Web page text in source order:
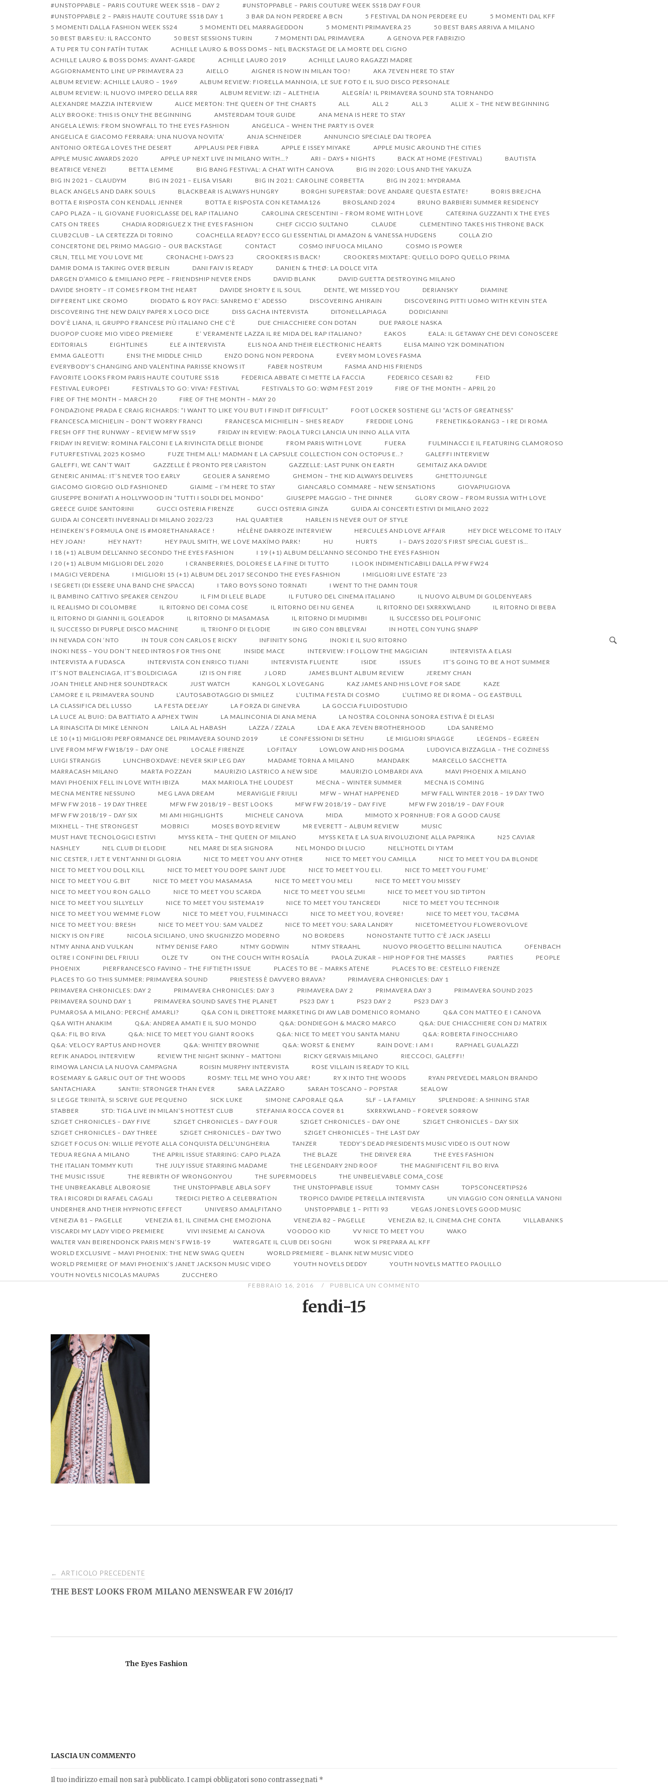
#UNSTOPPABLE – PARIS COUTURE WEEK SS18 – DAY 2
#UNSTOPPABLE – PARIS COUTURE WEEK SS18 DAY FOUR
#UNSTOPPABLE 2 – PARIS HAUTE COUTURE SS18 DAY 1
3 BAR DA NON PERDERE A BCN 5 FESTIVAL DA NON PERDERE EU
5 MOMENTI DAL KFF
5 MOMENTI DALLA FASHION WEEK SS24
5 MOMENTI DEL MARRAGEDDON 5 MOMENTI PRIMAVERA 25
50 BEST BARS ARRIVA A MILANO
50 BEST BARS EU: IL RACCONTO
50 BEST SESSIONS TURIN 7 MOMENTI DAL PRIMAVERA
A GENOVA PER FABRIZIO
A TU PER TU CON FATÍH TUTAK
ACHILLE LAURO & BOSS DOMS – NEL BACKSTAGE DE LA MORTE DEL CIGNO
ACHILLE LAURO & BOSS DOMS: AVANT-GARDE
ACHILLE LAURO 2019
ACHILLE LAURO RAGAZZI MADRE
AGGIORNAMENTO LINE UP PRIMAVERA 23
AIELLO AIGNER IS NOW IN MILAN TOO!
AKA 7EVEN HERE TO STAY
ALBUM REVIEW: ACHILLE LAURO – 1969
ALBUM REVIEW: FIORELLA MANNOIA, LE SUE FOTO E IL SUO DISCO PERSONALE
ALBUM REVIEW: IL NUOVO IMPERO DELLA RRR
ALBUM REVIEW: IZI – ALETHEIA
ALEGRÍA! IL PRIMAVERA SOUND STA TORNANDO
ALEXANDRE MAZZIA INTERVIEW
ALICE MERTON: THE QUEEN OF THE CHARTS ALL ALL 2 ALL 3
ALLIE X – THE NEW BEGINNING
ALLY BROOKE: THIS IS ONLY THE BEGINNING
AMSTERDAM TOUR GUIDE
ANA MENA IS HERE TO STAY
ANGELA LEWIS: FROM SNOWFALL TO THE EYES FASHION
ANGELICA – WHEN THE PARTY IS OVER
ANGELICA E GIACOMO FERRARA: UNA NUOVA NOVITA’
ANJA SCHNEIDER
ANNUNCIO SPECIALE DAI TROPEA
ANTONIO ORTEGA LOVES THE DESERT
APPLAUSI PER FIBRA APPLE E ISSEY MIYAKE
APPLE MUSIC AROUND THE CITIES
APPLE MUSIC AWARDS 2020
APPLE UP NEXT LIVE IN MILANO WITH…? ARI – DAYS + NIGHTS BACK AT HOME (FESTIVAL)
BAUTISTA
BEATRICE VENEZI
BETTA LEMME BIG BANG FESTIVAL: A CHAT WITH CANOVA
BIG IN 2020: LOUS AND THE YAKUZA
BIG IN 2021 – CLAUDYM
BIG IN 2021 – ELISA VISARI BIG IN 2021: CAROLINE CORBETTA
BIG IN 2021: MYDRAMA
BLACK ANGELS AND DARK SOULS
BLACKBEAR IS ALWAYS HUNGRY BORGHI SUPERSTAR: DOVE ANDARE QUESTA ESTATE!
BORIS BREJCHA
BOTTA E RISPOSTA CON KENDALL JENNER
BOTTA E RISPOSTA CON KETAMA126 BROSLAND 2024
BRUNO BARBIERI SUMMER RESIDENCY
CAPO PLAZA – IL GIOVANE FUORICLASSE DEL RAP ITALIANO
CAROLINA CRESCENTINI – FROM ROME WITH LOVE
CATERINA GUZZANTI X THE EYES
CATS ON TREES
CHADIA RODRIGUEZ X THE EYES FASHION CHEF CICCIO SULTANO CLAUDE
CLEMENTINO TAKES HIS THRONE BACK
CLUB2CLUB – LA CERTEZZA DI TORINO
COACHELLA READY? ECCO GLI ESSENTIAL DI AMAZON & VANESSA HUDGENS
COLLA ZIO
CONCERTONE DEL PRIMO MAGGIO – OUR BACKSTAGE
CONTACT COSMO INFUOCA MILANO
COSMO IS POWER
CRLN, TELL ME YOU LOVE ME
CRONACHE I-DAYS 23 CROOKERS IS BACK!
CROOKERS MIXTAPE: QUELLO DOPO QUELLO PRIMA
DAMIR DOMA IS TAKING OVER BERLIN
DANI FAIV IS READY
DANIEN & THEØ: LA DOLCE VITA
DARGEN D’AMICO & EMILIANO PEPE – FRIENDSHIP NEVER ENDS
DAVID BLANK
DAVID GUETTA DESTROYING MILANO
DAVIDE SHORTY – IT COMES FROM THE HEART
DAVIDE SHORTY E IL SOUL DENTE, WE MISSED YOU DERIANSKY
DIAMINE
DIFFERENT LIKE CROMO
DIODATO & ROY PACI: SANREMO E’ ADESSO DISCOVERING AHIRAIN
DISCOVERING PITTI UOMO WITH KEVIN STEA
DISCOVERING THE NEW DAILY PAPER X LOCO DICE
DISS GACHA INTERVISTA DITONELLAPIAGA
DODICIANNI
DOV’È LIANA, IL GRUPPO FRANCESE PIÙ ITALIANO CHE C’È
DUE CHIACCHIERE CON DOTAN
DUE PAROLE NASKA
DUOPOP CUORE MIO VIDEO PREMIERE
E’ VERAMENTE LAZZA IL RE MIDA DEL RAP ITALIANO? EAKOS
EALA: IL GETAWAY CHE DEVI CONOSCERE
EDITORIALS
EIGHTLINES ELE A INTERVISTA ELIS NOA AND THEIR ELECTRONIC HEARTS
ELISA MAINO Y2K DOMINATION
EMMA GALEOTTI
ENSI THE MIDDLE CHILD ENZO DONG NON PERDONA
EVERY MOM LOVES FASMA
EVERYBODY’S CHANGING AND VALENTINA PARISSE KNOWS IT
FABER NOSTRUM
FASMA AND HIS FRIENDS
FAVORITE LOOKS FROM PARIS HAUTE COUTURE SS18
FEDERICA ABBATE CI METTE LA FACCIA FEDERICO CESARI 82
FEID
FESTIVAL EUROPEI
FESTIVALS TO GO: VIVA! FESTIVAL FESTIVALS TO GO: WØM FEST 2019
FIRE OF THE MONTH – APRIL 20
FIRE OF THE MONTH – MARCH 20
FIRE OF THE MONTH – MAY 20
FONDAZIONE PRADA E CRAIG RICHARDS: “I WANT TO LIKE YOU BUT I FIND IT DIFFICULT”
FOOT LOCKER SOSTIENE GLI “ACTS OF GREATNESS”
FRANCESCA MICHIELIN – DON’T WORRY FRANCI
FRANCESCA MICHIELIN – SHES READY FREDDIE LONG
FRENETIK&ORANG3 – I RE DI ROMA
FRESH OFF THE RUNWAY – REVIEW MFW SS19
FRIDAY IN REVIEW: PAOLA TURCI LANCIA UN INNO ALLA VITA
FRIDAY IN REVIEW: ROMINA FALCONI E LA RIVINCITA DELLE BIONDE
FROM PARIS WITH LOVE FUERA
FULMINACCI E IL FEATURING CLAMOROSO
FUTURFESTIVAL 2025 KOSMO
FUZE THEM ALL! MADMAN E LA CAPSULE COLLECTION CON OCTOPUS E..?
GALEFFI INTERVIEW
GALEFFI, WE CAN’T WAIT
GAZZELLE È PRONTO PER L’ARISTON GAZZELLE: LAST PUNK ON EARTH
GEMITAIZ AKA DAVIDE
GENERIC ANIMAL: IT’S NEVER TOO EARLY
GEOLIER A SANREMO GHEMON – THE KID ALWAYS DELIVERS
GHETTOJUNGLE
GIACOMO GIORGIO OLD FASHIONED
GIAIME – I’M HERE TO STAY GIANCARLO COMMARE – NEW SENSATIONS
GIOVAPIUGIOVA
GIUSEPPE BONIFATI A HOLLYWOOD IN ”TUTTI I SOLDI DEL MONDO”
GIUSEPPE MAGGIO – THE DINNER
GLORY CROW – FROM RUSSIA WITH LOVE
GREECE GUIDE SANTORINI
GUCCI OSTERIA FIRENZE GUCCI OSTERIA GINZA
GUIDA AI CONCERTI ESTIVI DI MILANO 2022
GUIDA AI CONCERTI INVERNALI DI MILANO 2022/23
HAL QUARTIER
HARLEN IS NEVER OUT OF STYLE
HEINEKEN’S FORMULA ONE IS #MORETHANARACE !
HÉLÈNE DARROZE INTERVIEW HERCULES AND LOVE AFFAIR
HEY DICE WELCOME TO ITALY
HEY JOAN!
HEY NAYT! HEY PAUL SMITH, WE LOVE MAXÏMO PARK! HU HURTS
I – DAYS 2020’S FIRST SPECIAL GUEST IS…
I 18 (+1) ALBUM DELL’ANNO SECONDO THE EYES FASHION
I 19 (+1) ALBUM DELL’ANNO SECONDO THE EYES FASHION
I 20 (+1) ALBUM MIGLIORI DEL 2020
I CRANBERRIES, DOLORES E LA FINE DI TUTTO
I LOOK INDIMENTICABILI DALLA PFW FW24
I MAGICI VERDENA
I MIGLIORI 15 (+1) ALBUM DEL 2017 SECONDO THE EYES FASHION
I MIGLIORI LIVE ESTATE ’23
I SEGRETI (DI ESSERE UNA BAND CHE SPACCA)
I TARO BOYS SONO TORNATI
I WENT TO THE DAMN TOUR
IL BAMBINO CATTIVO SPEAKER CENZOU
IL FIM DI LELE BLADE IL FUTURO DEL CINEMA ITALIANO
IL NUOVO ALBUM DI GOLDENYEARS
IL REALISMO DI COLOMBRE
IL RITORNO DEI COMA COSE IL RITORNO DEI NU GENEA IL RITORNO DEI SXRRXWLAND
IL RITORNO DI BEBA
IL RITORNO DI GIANNI IL GOLEADOR
IL RITORNO DI MASAMASA IL RITORNO DI MUDIMBI
IL SUCCESSO DEL POLIFONIC
IL SUCCESSO DI PURPLE DISCO MACHINE
IL TRIONFO DI ELODIE IN GIRO CON 8BLEVRAI
IN HOTEL CON YUNG SNAPP
IN NEVADA CON ‘NTO
IN TOUR CON CARLOS E RICKY INFINITY SONG
INOKI E IL SUO RITORNO
INOKI NESS – YOU DON’T NEED INTROS FOR THIS ONE
INSIDE MACE INTERVIEW: I FOLLOW THE MAGICIAN
INTERVISTA A ELASI
INTERVISTA A FUDASCA
INTERVISTA CON ENRICO TIJANI INTERVISTA FLUENTE ISIDE ISSUES
IT’S GOING TO BE A HOT SUMMER
IT’S NOT BALENCIAGA, IT’S BOLDICIAGA
IZI IS ON FIRE J LORD JAMES BLUNT ALBUM REVIEW
JEREMY CHAN
JOAN THIELE AND HER SOUNDTRACK
JUST WATCH KANGOL X LOVEGANG KAZ JAMES AND HIS LOVE FOR SADE
KAZE
L’AMORE E IL PRIMAVERA SOUND
L’AUTOSABOTAGGIO DI SMILEZ L’ULTIMA FESTA DI COSMO
L’ULTIMO RE DI ROMA – OG EASTBULL
LA CLASSIFICA DEL LUSSO
LA FESTA DEEJAY LA FORZA DI GINEVRA
LA GOCCIA FLUIDOSTUDIO
LA LUCE AL BUIO: DA BATTIATO A APHEX TWIN
LA MALINCONIA DI ANA MENA
LA NOSTRA COLONNA SONORA ESTIVA È DI ELASI
LA RINASCITA DI MIKE LENNON
LAILA AL HABASH LAZZA / ZZALA LDA E AKA 7EVEN BROTHERHOOD
LDA SANREMO
LE 10 (+1) MIGLIORI PERFORMANCE DEL PRIMAVERA SOUND 2019
LE CONFESSIONI DI SETHU LE MIGLIORI SPIAGGE
LEGENDS – EGREEN
LIVE FROM MFW FW18/19 – DAY ONE
LOCALE FIRENZE LOFITALY LOWLOW AND HIS DOGMA
LUDOVICA BIZZAGLIA – THE COZINESS
LUIGI STRANGIS
LUNCHBOXDAVE: NEVER SKIP LEG DAY MADAME TORNA A MILANO MANDARK
MARCELLO SACCHETTA
MARRACASH MILANO
MARTA POZZAN MAURIZIO LASTRICO A NEW SIDE MAURIZIO LOMBARDI AVA
MAVI PHOENIX A MILANO
MAVI PHOENIX FELL IN LOVE WITH IBIZA
MAX MARIOLA THE LOUDEST MECNA – WINTER SUMMER
MECNA IS COMING
MECNA MENTRE NESSUNO
MEG LAVA DREAM MERAVIGLIE FRIULI MFW – WHAT HAPPENED
MFW FALL WINTER 2018 – 19 DAY TWO
MFW FW 2018 – 19 DAY THREE
MFW FW 2018/19 – BEST LOOKS MFW FW 2018/19 – DAY FIVE
MFW FW 2018/19 – DAY FOUR
MFW FW 2018/19 – DAY SIX
MI AMI HIGHLIGHTS MICHELE CANOVA MIDA
MIMOTO X PORNHUB: FOR A GOOD CAUSE
MIXHELL – THE STRONGEST
MOBRICI MOSES BOYD REVIEW MR EVERETT – ALBUM REVIEW
MUSIC
MUST HAVE TECNOLOGICI ESTIVI
MYSS KETA – THE QUEEN OF MILANO MYSS KETA E LA SUA RIVOLUZIONE ALLA PAPRIKA
N25 CAVIAR
NASHLEY
NEL CLUB DI ELODIE NEL MARE DI SEA SIGNORA NEL MONDO DI LUCIO
NELL’HOTEL DI YTAM
NIC CESTER, I JET E VENT’ANNI DI GLORIA
NICE TO MEET YOU ANY OTHER NICE TO MEET YOU CAMILLA
NICE TO MEET YOU DA BLONDE
NICE TO MEET YOU DOLL KILL
NICE TO MEET YOU DOPE SAINT JUDE NICE TO MEET YOU ELI.
NICE TO MEET YOU FUME’
NICE TO MEET YOU G.BIT
NICE TO MEET YOU MASAMASA NICE TO MEET YOU MELI
NICE TO MEET YOU MISSEY
NICE TO MEET YOU RON GALLO
NICE TO MEET YOU SCARDA NICE TO MEET YOU SELMI
NICE TO MEET YOU SID TIPTON
NICE TO MEET YOU SILLYELLY
NICE TO MEET YOU SISTEMA19 NICE TO MEET YOU TANCREDI
NICE TO MEET YOU TECHNOIR
NICE TO MEET YOU WEMME FLOW
NICE TO MEET YOU, FULMINACCI NICE TO MEET YOU, ROVERE!
NICE TO MEET YOU, TACØMA
NICE TO MEET YOU: BRESH
NICE TO MEET YOU: SAM VALDEZ NICE TO MEET YOU: SARA LANDRY
NICETOMEETYOU FLOWEROVLOVE
NICKY IS ON FIRE
NICOLA SICILIANO, UNO SKUGNIZZO MODERNO NO BORDERS
NONOSTANTE TUTTO C’È JACK JASELLI
NTMY ANNA AND VULKAN
NTMY DENISE FARO NTMY GODWIN NTMY STRAAHL NUOVO PROGETTO BELLINI NAUTICA
OFENBACH
OLTRE I CONFINI DEL FRIULI
OLZE TV ON THE COUCH WITH ROSALÍA PAOLA ZUKAR – HIP HOP FOR THE MASSES PARTIES
PEOPLE
PHOENIX
PIERFRANCESCO FAVINO – THE FIFTIETH ISSUE PLACES TO BE – MARKS ATENE
PLACES TO BE: CESTELLO FIRENZE
PLACES TO GO THIS SUMMER: PRIMAVERA SOUND
PRIESTESS È DAVVERO BRAVA?
PRIMAVERA CHRONICLES: DAY 1
PRIMAVERA CHRONICLES: DAY 2
PRIMAVERA CHRONICLES: DAY 3 PRIMAVERA DAY 2 PRIMAVERA DAY 3
PRIMAVERA SOUND 2025
PRIMAVERA SOUND DAY 1
PRIMAVERA SOUND SAVES THE PLANET PS23 DAY 1 PS23 DAY 2
PS23 DAY 3
PUMAROSA A MILANO: PERCHÉ AMARLI?
Q&A CON IL DIRETTORE MARKETING DI AW LAB DOMENICO ROMANO
Q&A CON MATTEO E I CANOVA
Q&A WITH ANAKIM
Q&A: ANDREA AMATI E IL SUO MONDO Q&A: DONDIEGOH & MACRO MARCO
Q&A: DUE CHIACCHIERE CON DJ MATRIX
Q&A: FIL BO RIVA
Q&A: NICE TO MEET YOU GIANT ROOKS Q&A: NICE TO MEET YOU SANTA MANU
Q&A: ROBERTA FINOCCHIARO
Q&A: VELOCY RAPTUS AND HOVER
Q&A: WHITEY BROWNIE Q&A: WORST & ENEMY RAIN DOVE: I AM I
RAPHAEL GUALAZZI
REFIK ANADOL INTERVIEW
REVIEW THE NIGHT SKINNY – MATTONI RICKY GERVAIS MILANO
RIECCOCI, GALEFFI!
RIMOWA LANCIA LA NUOVA CAMPAGNA
ROISIN MURPHY INTERVISTA
ROSE VILLAIN IS READY TO KILL
ROSEMARY & GARLIC OUT OF THE WOODS
ROSMY: TELL ME WHO YOU ARE! RY X INTO THE WOODS
RYAN PREVEDEL MARLON BRANDO
SANTACHIARA
SANTII: STRONGER THAN EVER SARA LAZZARO SARAH TOSCANO – POPSTAR
SEALOW
SI LEGGE TRINITÀ, SI SCRIVE GUE PEQUENO
SICK LUKE SIMONE CAPORALE Q&A SLF – LA FAMILY
SPLENDORE: A SHINING STAR
STABBER
STD: TIGA LIVE IN MILAN’S HOTTEST CLUB STEFANIA ROCCA COVER 81
SXRRXWLAND – FOREVER SORROW
SZIGET CHRONICLES – DAY FIVE
SZIGET CHRONICLES – DAY FOUR SZIGET CHRONICLES – DAY ONE
SZIGET CHRONICLES – DAY SIX
SZIGET CHRONICLES – DAY THREE
SZIGET CHRONICLES – DAY TWO
SZIGET CHRONICLES – THE LAST DAY
SZIGET FOCUS ON: WILLIE PEYOTE ALLA CONQUISTA DELL’UNGHERIA
TANZER
TEDDY’S DEAD PRESIDENTS MUSIC VIDEO IS OUT NOW
TEDUA REGNA A MILANO
THE APRIL ISSUE STARRING: CAPO PLAZA THE BLAZE THE DRIVER ERA
THE EYES FASHION
THE ITALIAN TOMMY KUTI
THE JULY ISSUE STARRING MADAME THE LEGENDARY 2ND ROOF
THE MAGNIFICENT FIL BO RIVA
THE MUSIC ISSUE
THE REBIRTH OF WRONGONYOU THE SUPERMODELS
THE UNBELIEVABLE COMA_COSE
THE UNBREAKABLE ALBOROSIE
THE UNSTOPPABLE ABLA SOFY THE UNSTOPPABLE ISSUE TOMMY CASH
TOP5CONCERTIPS26
TRA I RICORDI DI RAFAEL CAGALI
TREDICI PIETRO A CELEBRATION TROPICO DAVIDE PETRELLA INTERVISTA
UN VIAGGIO CON ORNELLA VANONI
UNDERHER AND THEIR HYPNOTIC EFFECT
UNIVERSO AMALFITANO UNSTOPPABLE 1 – PITTI 93
VEGAS JONES LOVES GOOD MUSIC
VENEZIA 81 – PAGELLE
VENEZIA 81, IL CINEMA CHE EMOZIONA VENEZIA 82 – PAGELLE VENEZIA 82, IL CINEMA CHE CONTA
VILLABANKS
VISCARDI MY LADY VIDEO PREMIERE
VIVI INSIEME AI CANOVA VOODOO KID VV NICE TO MEET YOU
WAKO
WALTER VAN BEIRENDONCK PARIS MEN’S FW18-19
WATERGATE IL CLUB DEI SOGNI
WOK SI PREPARA AL KFF
WORLD EXCLUSIVE – MAVI PHOENIX: THE NEW SWAG QUEEN
WORLD PREMIERE – BLANK NEW MUSIC VIDEO
WORLD PREMIERE OF MAVI PHOENIX’S JANET JACKSON MUSIC VIDEO
YOUTH NOVELS DEDDY
YOUTH NOVELS MATTEO PAOLILLO
YOUTH NOVELS NICOLAS MAUPAS
ZUCCHERO
FEBBRAIO 16, 2016
PUBBLICA UN COMMENTO
fendi-15
Navigazione
articoli
← ARTICOLO PRECEDENTE
THE BEST LOOKS FROM MILANO MENSWEAR FW 2016/17
The Eyes Fashion
LASCIA UN COMMENTO
Il tuo indirizzo email non sarà pubblicato. I campi obbligatori sono contrassegnati *